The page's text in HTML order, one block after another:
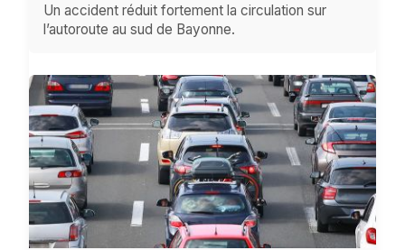
Un accident réduit fortement la circulation sur
l’autoroute au sud de Bayonne.